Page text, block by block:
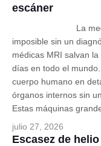
Español
escáner
La
imposible sin un
médicas MRI salvan
días en todo el
cuerpo humano en
órganos internos sin
Estas máquinas
julio 27, 2026
Escasez de